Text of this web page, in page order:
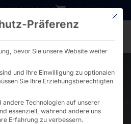
KARRIERE B2B SHOP
SERIE
Mit
Präferenz
bevor Sie unsere Website weiter
und Ihre Einwilligung zu optionalen
Sie Ihre Erziehungsberechtigten
Technologien auf unserer
essenziell, während andere uns
Erfahrung zu verbessern.